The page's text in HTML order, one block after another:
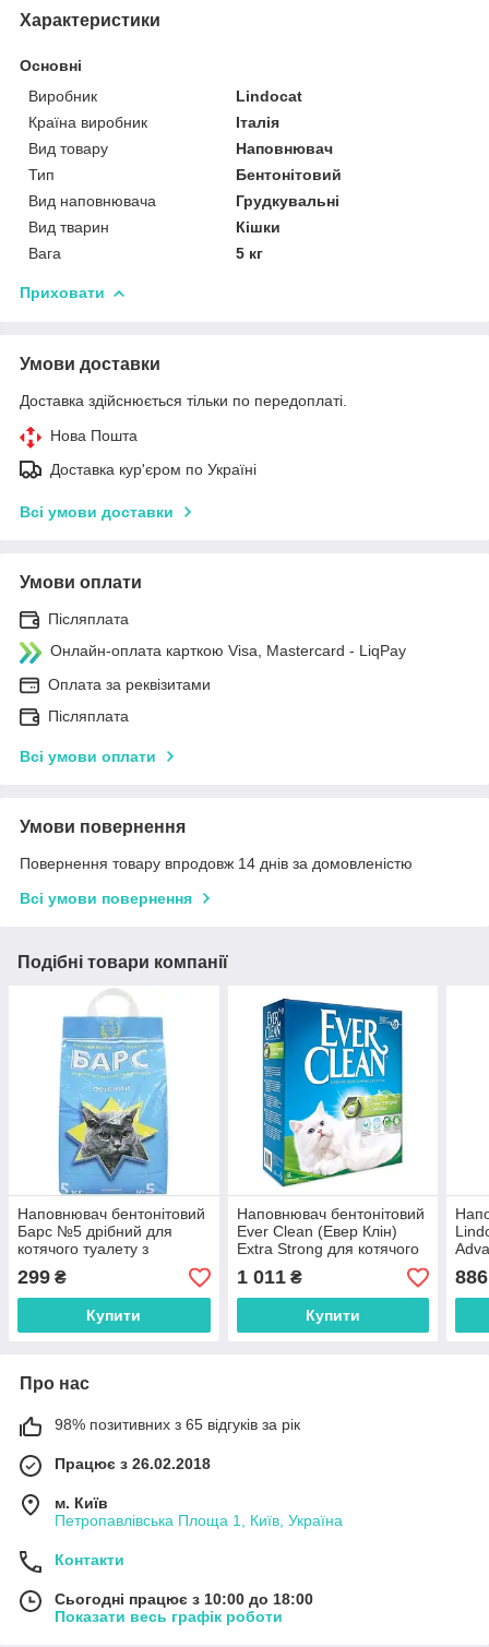
Характеристики
Основні
Виробник
Lindocat
Країна виробник
Італія
Вид товару
Наповнювач
Тип
Бентонітовий
Вид наповнювача
Грудкувальні
Вид тварин
Кішки
Вага
5 кг
Приховати
Умови доставки
Доставка здійснюється тільки по передоплаті.
Нова Пошта
Доставка кур'єром по Україні
Всі умови доставки
Умови оплати
Післяплата
Онлайн-оплата карткою Visa, Mastercard - LiqPay
Оплата за реквізитами
Післяплата
Всі умови оплати
Умови повернення
Повернення товару впродовж 14 днів за домовленістю
Всі умови повернення
Подібні товари компанії
Наповнювач бентонітовий
Барс №5 дрібний для
котячого туалету з
ароматом лаванди 5 кг
299 ₴
Купити
Наповнювач бентонітовий
Ever Clean (Евер Клін)
Extra Strong для котячого
туалету з ароматом
свіжості 6 л
1 011₴
Купити
886
Про нас
98% позитивних з 65 відгуків за рік
Працює з 26.02.2018
м. Київ
Петропавлівська Площа 1, Київ, Україна
Контакти
Сьогодні працює з 10:00 до 18:00
Показати весь графік роботи